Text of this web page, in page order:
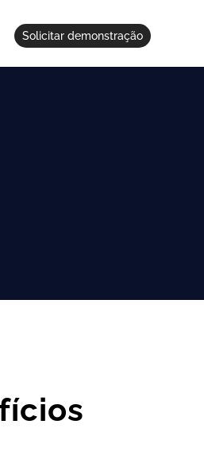
Solicitar demonstração